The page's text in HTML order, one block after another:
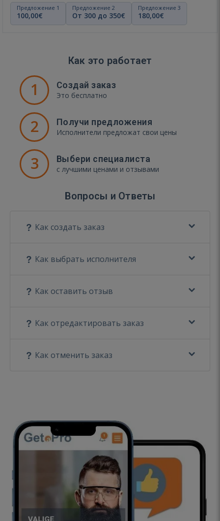
Предложение 1
100,00€
Предложение 2
От 300 до 350€
Предложение 3
180,00€
Как это работает
1 Создай заказ
Это бесплатно
2 Получи предложения
Исполнители предложат свои цены
3 Выбери специалиста
с лучшими ценами и отзывами
Вопросы и Ответы
Как создать заказ
Как выбрать исполнителя
Как оставить отзыв
Как отредактировать заказ
Как отменить заказ